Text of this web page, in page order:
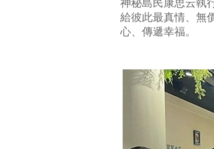
給彼此最真情、無
心、傳遞幸福。